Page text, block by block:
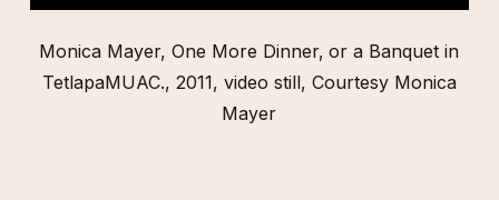
Monica Mayer, One More Dinner‚ or a Banquet in
TetlapaMUAC., 2011, video still, Courtesy Monica
Mayer